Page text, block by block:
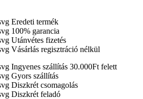
Eredeti termék
100% garancia
Utánvétes fizetés
Vásárlás regisztráció nélkül
Ingyenes szállítás 30.000Ft felett
Gyors szállítás
Diszkrét csomagolás
Diszkrét feladó